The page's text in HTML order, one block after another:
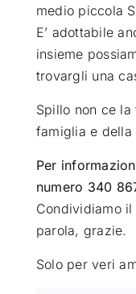
medio piccola
E’ adottabile
insieme
trovargli una
Spillo non ce
famiglia e della
Per
numero 340
Condividiamo
parola, grazie.
Solo per veri